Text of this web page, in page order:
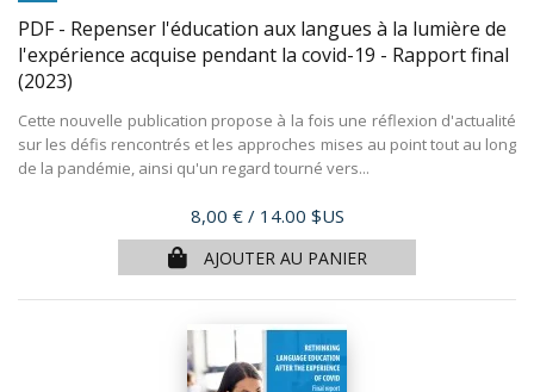
PDF - Repenser l'éducation aux langues à la lumière de
l'expérience acquise pendant la covid-19 - Rapport final
(2023)
Cette nouvelle publication propose à la fois une réflexion d'actualité
sur les défis rencontrés et les approches mises au point tout au long
de la pandémie, ainsi qu'un regard tourné vers...
Prix
8,00 € / 14.00 $US
AJOUTER AU PANIER